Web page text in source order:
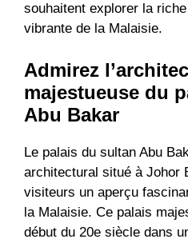
souhaitent explorer la
vibrante de la Malaisie.
Admirez
majestueuse du
Abu Bakar
Le palais du sultan Abu
architectural situé à Johor
visiteurs un aperçu
la Malaisie. Ce palais
début du 20e siècle dans